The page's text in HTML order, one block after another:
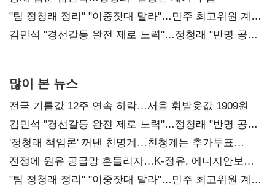
"팀 정청래 정리" "이중잣대 말라"…민주 최고위원 계파
다툼 격화
김민석 "경선갈등 완전 제로 노력"…정청래 "반명 공세
많이 본 뉴스
전국 기름값 12주 연속 하락…서울 휘발윳값 1909원
김민석 "경선갈등 완전 제로 노력"…정청래 "반명 공세
사과부터"
'정청래 책임론' 꺼낸 친명계…친청계는 추가투표
때리기
전쟁에 원유 공급망 흔들리자…K-정유, 에너지안보
핵심으로 재부상
"팀 정청래 정리" "이중잣대 말라"…민주 최고위원 계파